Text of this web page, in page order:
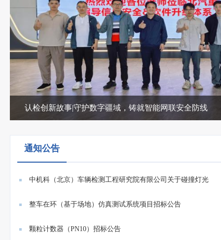
认检创新故事|守护数字疆域，铸就智能网联安全防线
通知公告
中机科（北京）车辆检测工程研究院有限公司关于碰撞灯光
系统...
整车在环（基于场地）仿真测试系统项目招标公告
颗粒计数器（PN10）招标公告